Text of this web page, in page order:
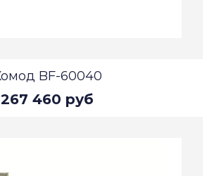
BF-60040
267 460 руб